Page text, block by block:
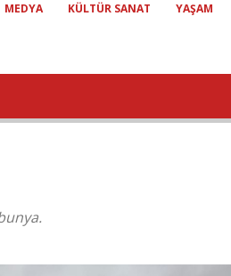
MEDYA KÜLTÜR SANAT YAŞAM